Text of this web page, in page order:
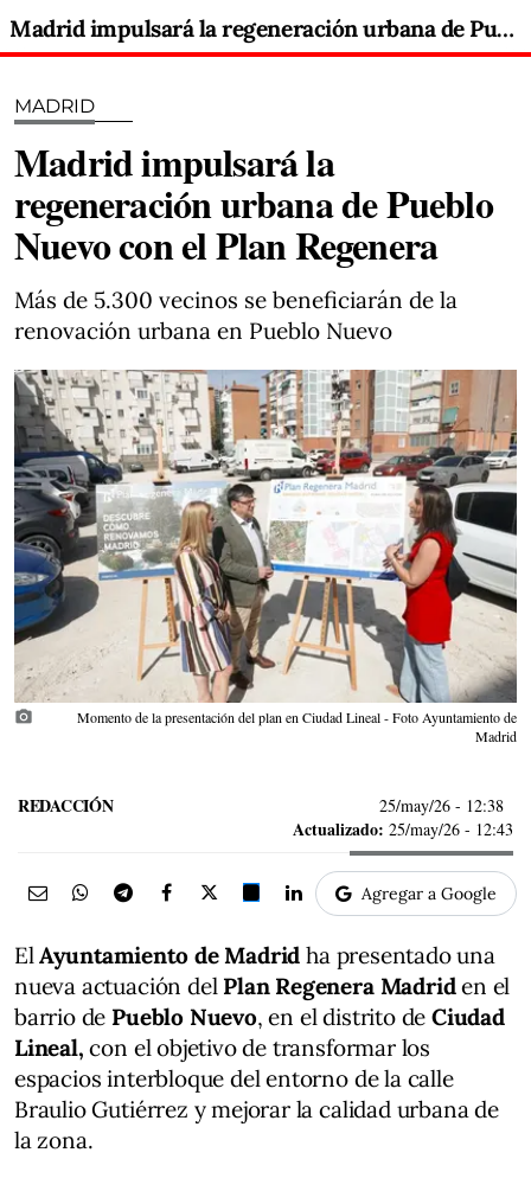
Madrid impulsará la regeneración urbana de Pueblo Nuevo con el Plan Regenera
MADRID
Madrid impulsará la
regeneración urbana de Pueblo
Nuevo con el Plan Regenera
Más de 5.300 vecinos se beneficiarán de la
renovación urbana en Pueblo Nuevo
photo_camera
Momento de la presentación del plan en Ciudad Lineal - Foto Ayuntamiento de
Madrid
REDACCIÓN 25/may/26 - 12:38
Actualizado: 25/may/26 - 12:43
Agregar a Google
ElAyuntamiento de Madrid ha presentado una
nueva actuación del Plan Regenera Madriden el
barrio de Pueblo Nuevo, en el distrito deCiudad
Lineal, con el objetivo de transformar los
espacios interbloque del entorno de la calle
Braulio Gutiérrez y mejorar la calidad urbana de
la zona.